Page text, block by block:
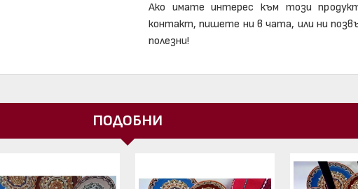
Ако имате интерес към този
контакт, пишете ни в чата, или ни
полезни!
ПОДОБНИ